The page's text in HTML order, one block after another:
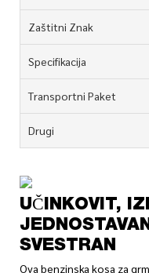
Zaštitni Znak
Specifikacija
Transportni Paket
Drugi
UČINKOVIT,
SVESTRAN
Ova benzinska kosa za